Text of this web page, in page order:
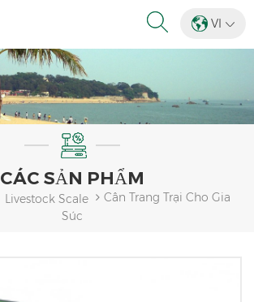
VI
CÁC SẢN PHẨM
Livestock Scale
Cân Trang Trại Cho Gia
Súc